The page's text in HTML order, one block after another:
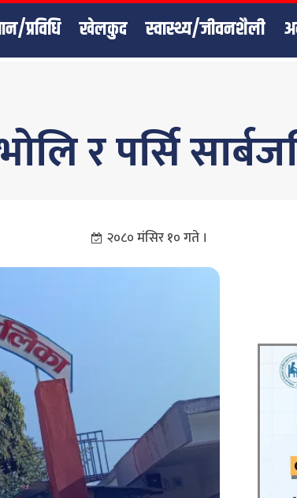
प्रविधि खेलकुद स्वास्थ्य/जीवनशैली
र पर्सि
२०८० मंसिर १० गते ।